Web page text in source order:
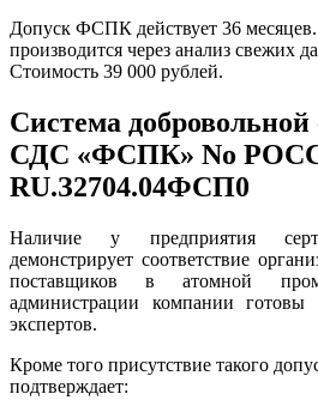
Допуск ФСПК действует 36 месяцев.
производится через анализ свежих
Стоимость 39 000 рублей.
Система
СДС «ФСПК» No
RU.З2704.04ФСП0
Наличие у предприятия
демонстрирует соответствие
поставщиков в атомной
администрации компании
экспертов.
Кроме того присутствие такого
подтверждает: